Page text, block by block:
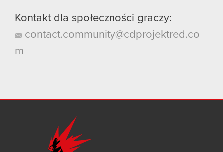
Kontakt dla społeczności graczy:
contact.community@cdprojektred.co
m